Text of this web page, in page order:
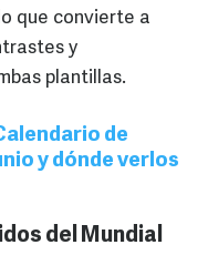
que convierte a
y
plantillas.
de
y dónde verlos
del Mundial